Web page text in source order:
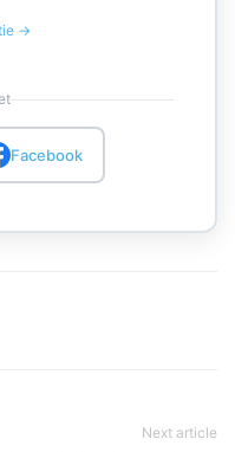
→
Facebook
Next article